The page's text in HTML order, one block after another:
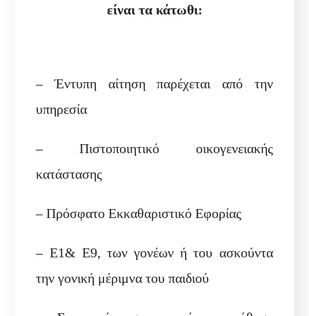
είναι τα κάτωθι:
– Έντυπη αίτηση παρέχεται από την
υπηρεσία
– Πιστοποιητικό οικογενειακής
κατάστασης
– Πρόσφατο Εκκαθαριστικό Εφορίας
– Ε1& Ε9, των γονέων ή του ασκούντα
την γονική μέριμνα του παιδιού